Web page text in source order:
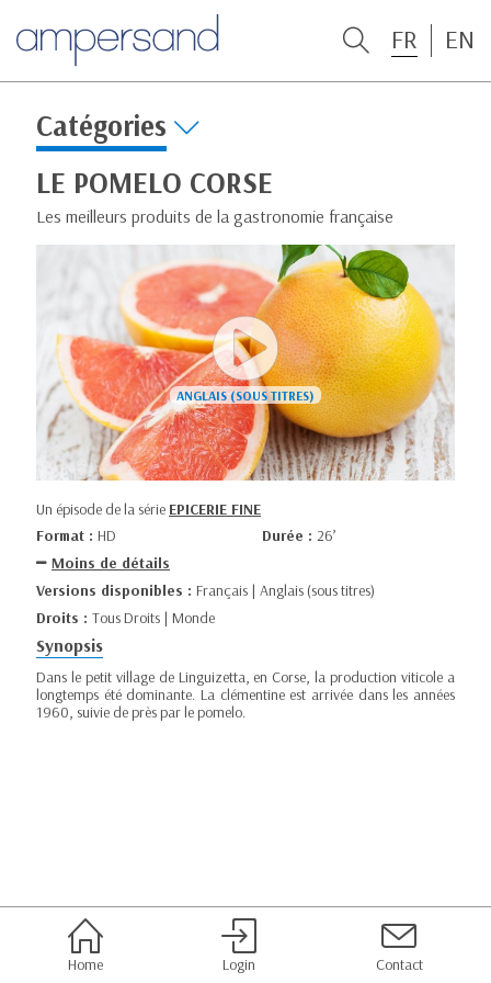
FR EN
Catégories
LE POMELO CORSE
Les meilleurs produits de la gastronomie française
Un épisode de la série EPICERIE FINE
Format : HD Durée : 26’
Moins de détails
Versions disponibles : Français | Anglais (sous titres)
Droits : Tous Droits | Monde
Synopsis
Dans le petit village de Linguizetta, en Corse, la production viticole a
longtemps été dominante. La clémentine est arrivée dans les années
1960, suivie de près par le pomelo.
Home Login Contact